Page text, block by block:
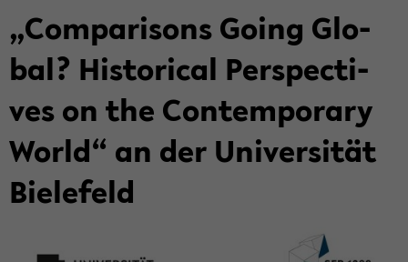
„Com­pa­ri­sons Going Glo­
bal? His­to­ri­cal Per­spec­ti­
ves on the Con­tem­pora­ry
World“ an der Uni­ver­si­tät
Bie­le­feld